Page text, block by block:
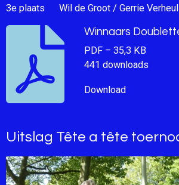
3e plaats Wil de Groot / Gerrie Verheul
Winnaars
PDF – 35,3 KB
441 downloads
Download
Uitslag Tête a tête